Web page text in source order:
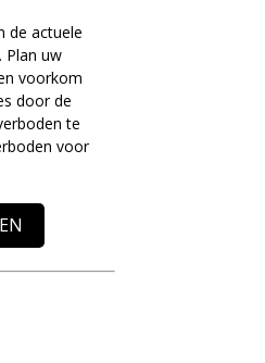
de actuele
Plan uw
voorkom
door de
te
voor